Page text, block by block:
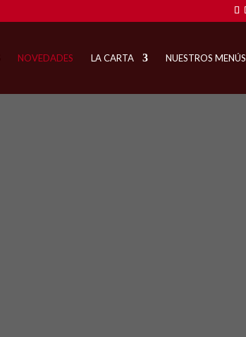
NOVEDADES LA CARTA NUESTROS MENÚS